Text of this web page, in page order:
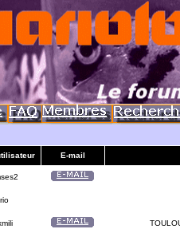
E-mail